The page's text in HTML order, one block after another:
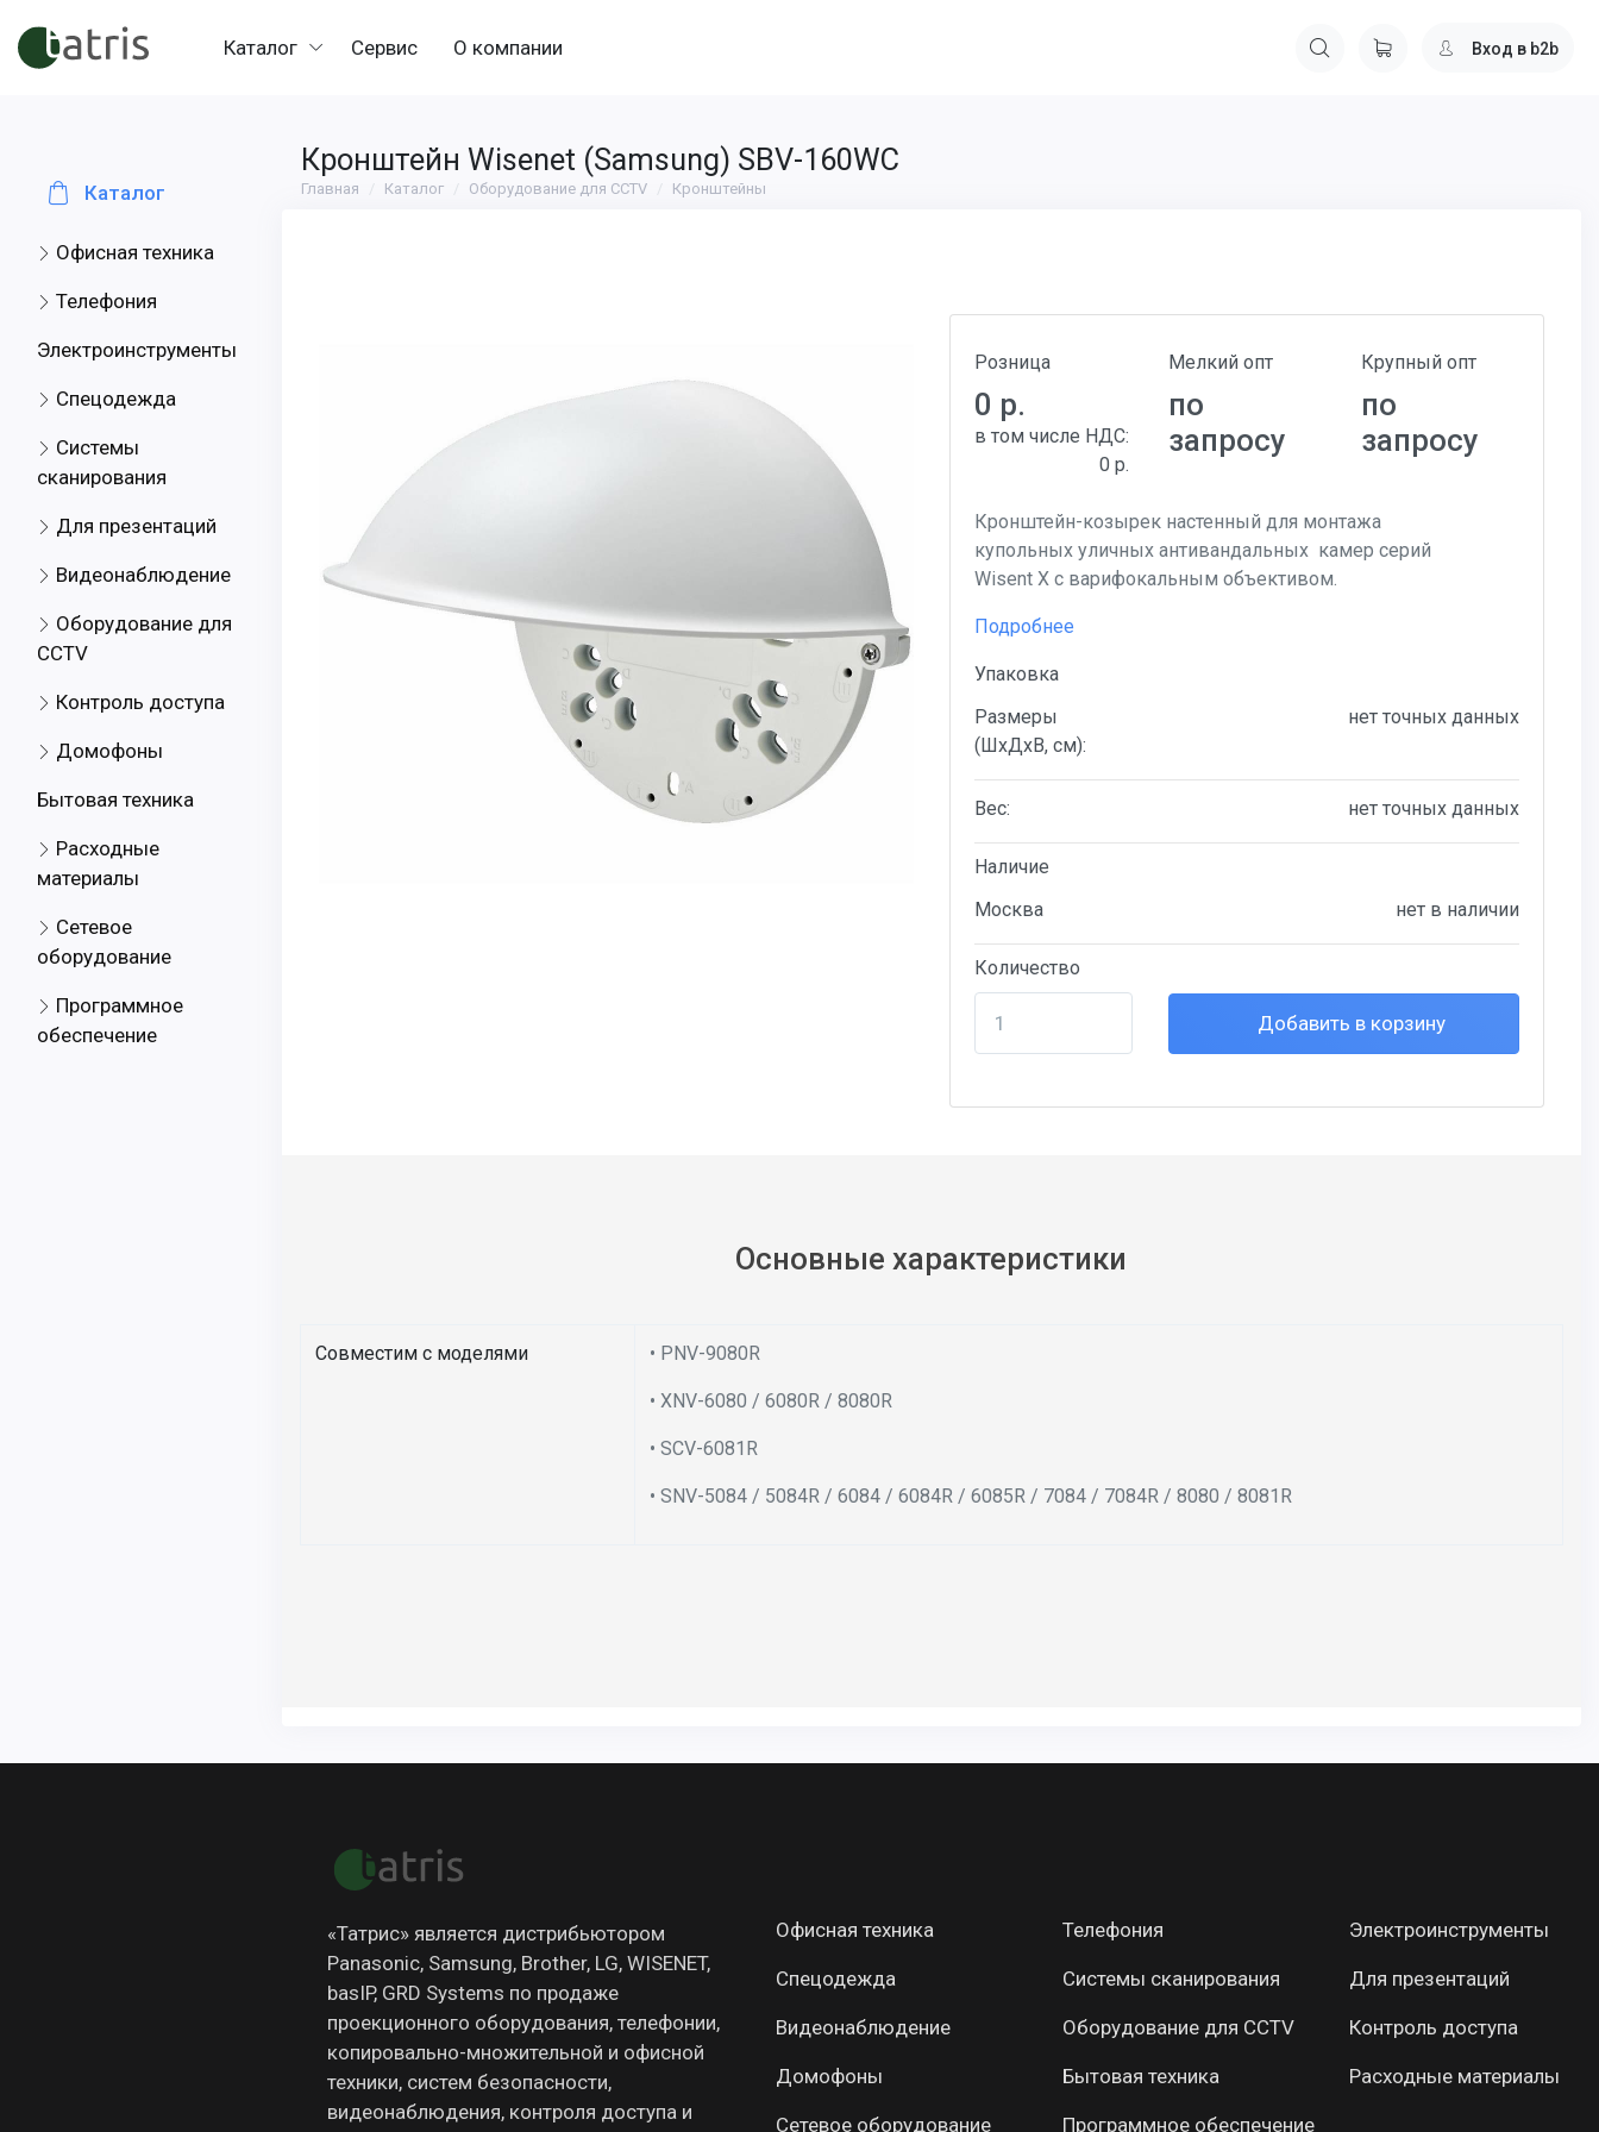
Каталог Сервис О компании Вход в b2b
Каталог
Офисная техника
Телефония
Электроинструменты
Спецодежда
Системы
сканирования
Для презентаций
Видеонаблюдение
Оборудование для
CCTV
Контроль доступа
Домофоны
Бытовая техника
Расходные
материалы
Сетевое
оборудование
Программное
обеспечение
Кронштейн Wisenet (Samsung) SBV-160WC
Главная Каталог Оборудование для CCTV Кронштейны
Розница
0 р.
в том числе НДС:
0 р.
Мелкий опт
по
запросу
Крупный опт
по
запросу
Кронштейн-козырек настенный для монтажа
купольных уличных антивандальных камер серий
Wisent X с варифокальным объективом.
Подробнее
Упаковка
Размеры
(ШхДхВ, см):
нет точных данных
Вес: нет точных данных
Наличие
Москва
нет в наличии
Количество
Добавить в корзину
Основные характеристики
Совместим с моделями • PNV-9080R
• XNV-6080 / 6080R / 8080R
• SCV-6081R
• SNV-5084 / 5084R / 6084 / 6084R / 6085R / 7084 / 7084R / 8080 / 8081R
«Татрис» является дистрибьютором
Panasonic, Samsung, Brother, LG, WISENET,
basIP, GRD Systems по продаже
проекционного оборудования, телефонии,
копировально-множительной и офисной
техники, систем безопасности,
видеонаблюдения, контроля доступа и
Офисная техника Телефония Электроинструменты
Спецодежда Системы сканирования Для презентаций
Видеонаблюдение Оборудование для CCTV Контроль доступа
Домофоны Бытовая техника Расходные материалы
Сетевое оборудование Программное обеспечение